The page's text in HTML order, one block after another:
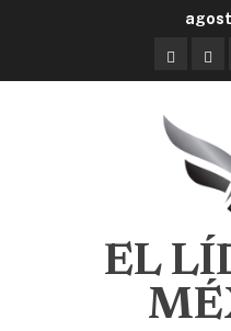
EL